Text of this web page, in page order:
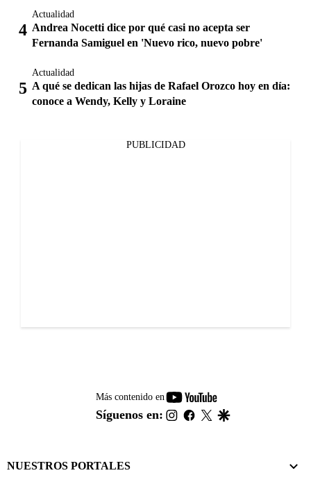
Actualidad
Andrea Nocetti dice por qué casi no acepta ser
Fernanda Samiguel en 'Nuevo rico, nuevo pobre'
Actualidad
A qué se dedican las hijas de Rafael Orozco hoy en día:
conoce a Wendy, Kelly y Loraine
PUBLICIDAD
Más contenido en
youtube-
footer
Síguenos en: instagram
facebook
twitter
NUESTROS PORTALES